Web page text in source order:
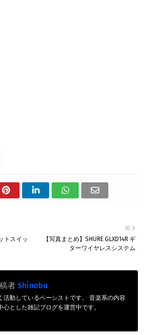
前
【写真まとめ】SHURE GLXD14R ギ
ターワイヤレスシステム
トスイッ
者 Shinobu
活動しているベーシストです。 音楽系の内容
心とした雑記ブログを運営中です。